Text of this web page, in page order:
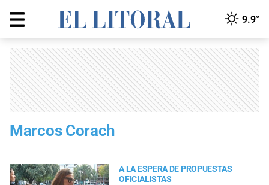
9.9°
Marcos Corach
A LA ESPERA DE PROPUESTAS
OFICIALISTAS